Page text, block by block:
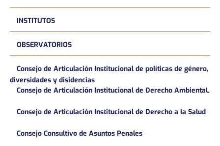
INSTITUTOS
OBSERVATORIOS
Consejo de Articulación Institucional de políticas de género,
diversidades y disidencias
Consejo de Articulación Institucional de Derecho AmbientaL
Consejo de Articulación Institucional de Derecho a la Salud
Consejo Consultivo de Asuntos Penales